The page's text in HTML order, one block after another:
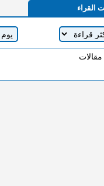
القراء
مقالات